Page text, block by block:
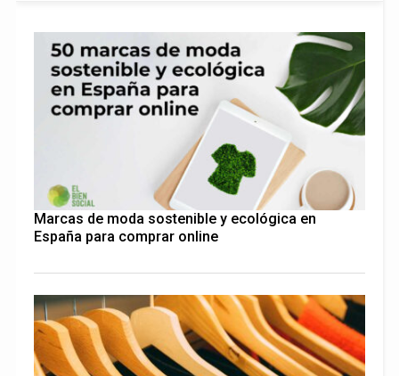
Marcas de moda sostenible y ecológica en
España para comprar online